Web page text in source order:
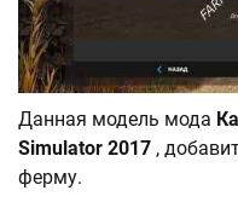
Данная модель мода
Simulator 2017 ,
ферму.